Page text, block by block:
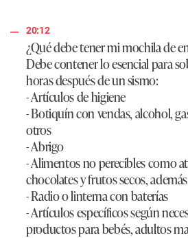
20:12
¿Qué debe tener mi mochila de
Debe contener lo esencial para
horas después de un sismo:
- Artículos de higiene
- Botiquín con vendas, alcohol,
otros
- Abrigo
- Alimentos no perecibles como
chocolates y frutos secos,
- Radio o linterna con baterías
- Artículos específicos según
productos para bebés, adultos